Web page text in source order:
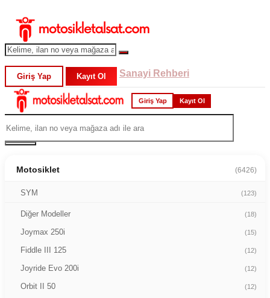
Giriş Yap Kayıt Ol Sanayi Rehberi
Giriş Yap Kayıt Ol
Motosiklet (6426)
SYM (123)
Diğer Modeller (18)
Joymax 250i (15)
Fiddle III 125 (12)
Joyride Evo 200i (12)
Orbit II 50 (12)